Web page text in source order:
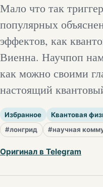
Мало что так
популярных
эффектов, как
Виенна. Научпоп
как можно своими
настоящий
Избранное Квантовая
#лонгрид
#научная
Оригинал в Telegram